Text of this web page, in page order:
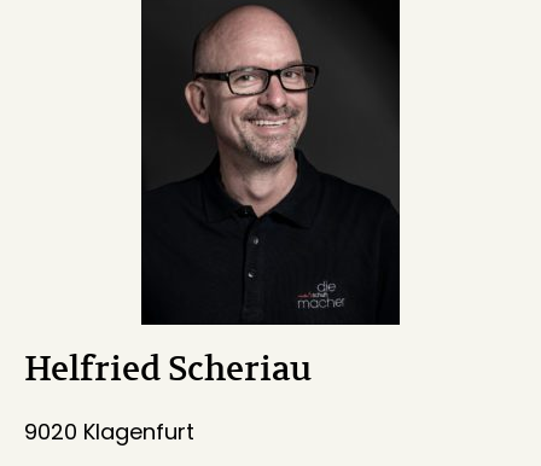
Helfried Scheriau
9020 Klagenfurt